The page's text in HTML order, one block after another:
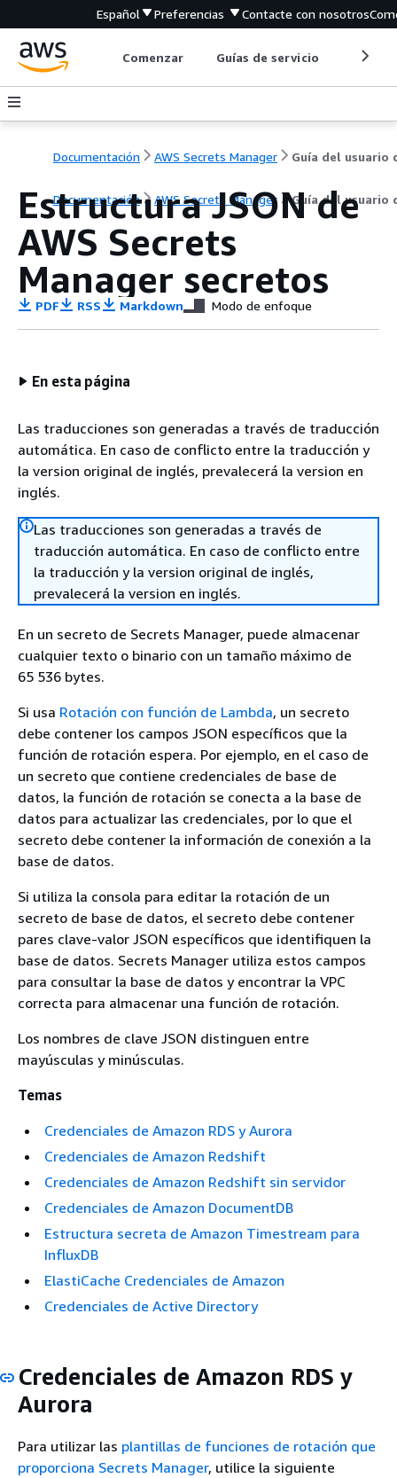
Español Preferencias Contacte con nosotros
Comenzar Guías de servicio
Documentación AWS Secrets Manager Guía del usuario
Documentación AWS Secrets Manager Guía del usuario
Estructura JSON de
AWS Secrets
Manager secretos
PDF RSS Markdown Modo de enfoque
En esta página
Las traducciones son generadas a través de traducción
automática. En caso de conflicto entre la traducción y
la version original de inglés, prevalecerá la version en
inglés.
Las traducciones son generadas a través de
traducción automática. En caso de conflicto entre
la traducción y la version original de inglés,
prevalecerá la version en inglés.
En un secreto de Secrets Manager, puede almacenar
cualquier texto o binario con un tamaño máximo de
65 536 bytes.
Si usa Rotación con función de Lambda, un secreto
debe contener los campos JSON específicos que la
función de rotación espera. Por ejemplo, en el caso de
un secreto que contiene credenciales de base de
datos, la función de rotación se conecta a la base de
datos para actualizar las credenciales, por lo que el
secreto debe contener la información de conexión a la
base de datos.
Si utiliza la consola para editar la rotación de un
secreto de base de datos, el secreto debe contener
pares clave-valor JSON específicos que identifiquen la
base de datos. Secrets Manager utiliza estos campos
para consultar la base de datos y encontrar la VPC
correcta para almacenar una función de rotación.
Los nombres de clave JSON distinguen entre
mayúsculas y minúsculas.
Temas
Credenciales de Amazon RDS y Aurora
Credenciales de Amazon Redshift
Credenciales de Amazon Redshift sin servidor
Credenciales de Amazon DocumentDB
Estructura secreta de Amazon Timestream para
InfluxDB
ElastiCache Credenciales de Amazon
Credenciales de Active Directory
Credenciales de Amazon RDS y
Aurora
Para utilizar las plantillas de funciones de rotación que
proporciona Secrets Manager, utilice la siguiente